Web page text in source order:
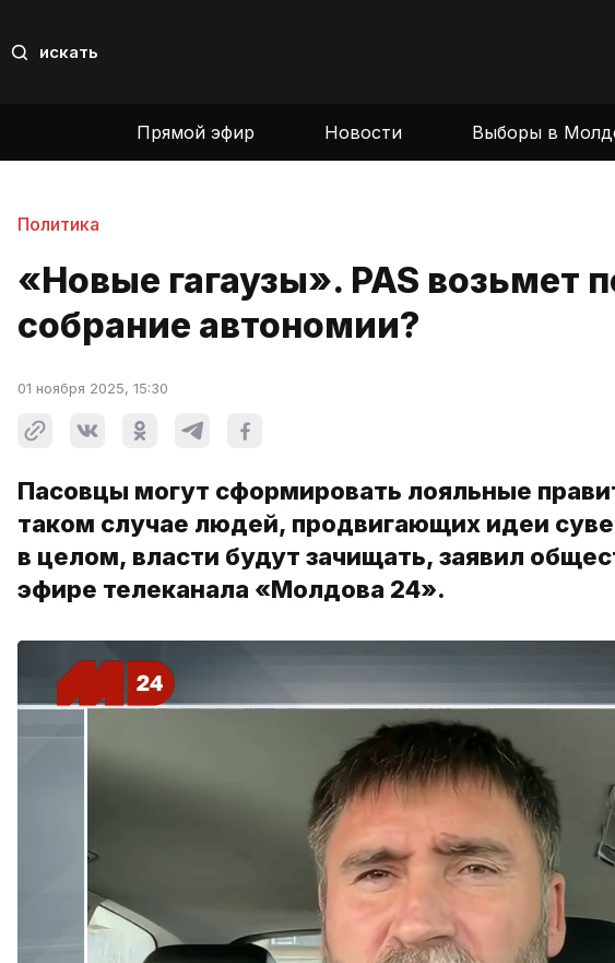
искать
Прямой эфир Новости Выборы в
Политика
«Новые гагаузы». PAS возьмет
собрание автономии?
01 ноября 2025, 15:30
Пасовцы могут сформировать лояльные
таком случае людей, продвигающих идеи
в целом, власти будут зачищать, заявил
эфире телеканала «Молдова 24».